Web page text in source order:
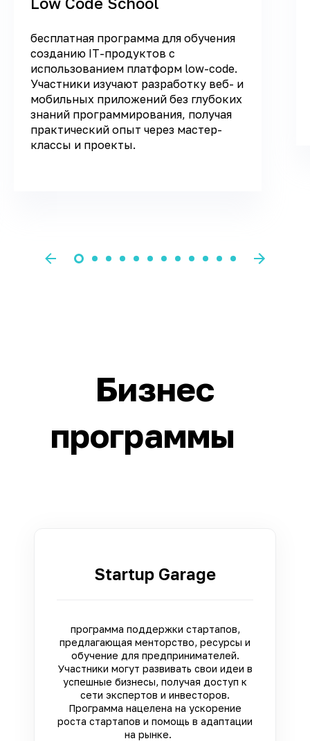
бесплатная программа для обучения
созданию IT-продуктов с
использованием платформ low-code.
Участники изучают разработку веб- и
мобильных приложений без глубоких
знаний программирования, получая
практический опыт через мастер-
классы и проекты.
Бизнес
программы
Startup Garage
программа поддержки стартапов,
предлагающая менторство, ресурсы и
обучение для предпринимателей.
Участники могут развивать свои идеи в
успешные бизнесы, получая доступ к
сети экспертов и инвесторов.
Программа нацелена на ускорение
роста стартапов и помощь в адаптации
на рынке.